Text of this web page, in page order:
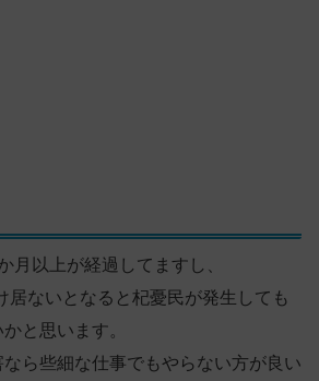
月以上が経過してますし、
居ないとなると杞憂民が発生しても
と思います。
ら些細な仕事でもやらない方が良い